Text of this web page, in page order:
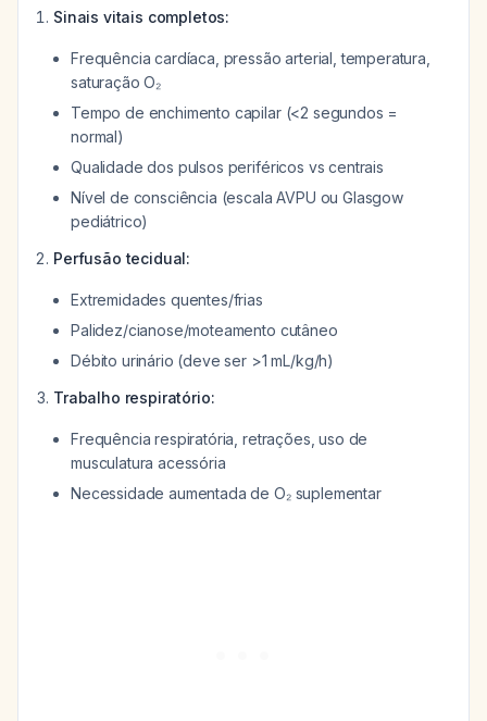
Sinais vitais completos:
Frequência cardíaca, pressão arterial, temperatura,
saturação O₂
Tempo de enchimento capilar (<2 segundos =
normal)
Qualidade dos pulsos periféricos vs centrais
Nível de consciência (escala AVPU ou Glasgow
pediátrico)
Perfusão tecidual:
Extremidades quentes/frias
Palidez/cianose/moteamento cutâneo
Débito urinário (deve ser >1 mL/kg/h)
Trabalho respiratório:
Frequência respiratória, retrações, uso de
musculatura acessória
Necessidade aumentada de O₂ suplementar